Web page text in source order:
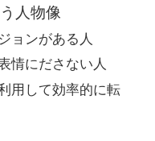
人物像
ョンがある人
情にださない人
用して効率的に転